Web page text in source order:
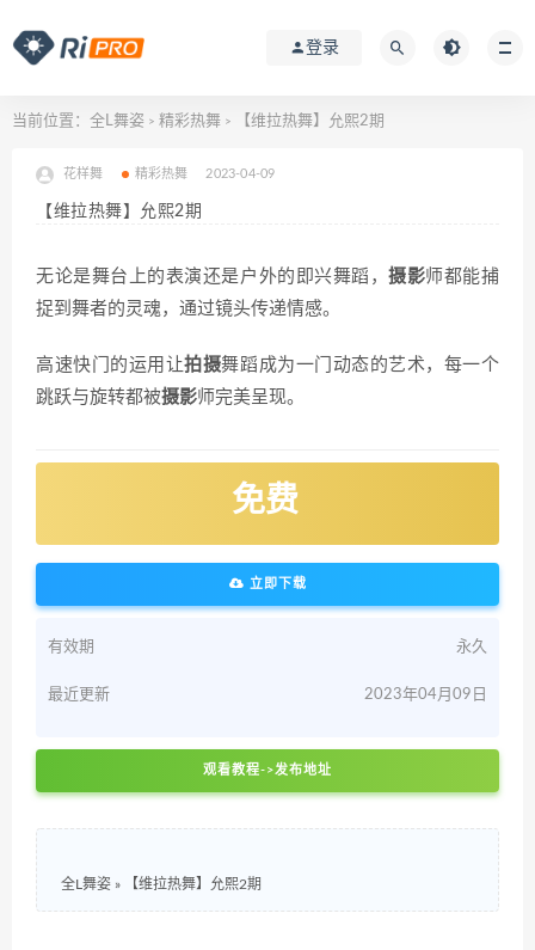
登录
当前位置： 全L舞姿 > 精彩热舞 > 【维拉热舞】允熙2期
花样舞 精彩热舞 2023-04-09
【维拉热舞】允熙2期
无论是舞台上的表演还是户外的即兴舞蹈，摄影师都能捕
捉到舞者的灵魂，通过镜头传递情感。
高速快门的运用让拍摄舞蹈成为一门动态的艺术，每一个
跳跃与旋转都被摄影师完美呈现。
免费
立即下载
有效期 永久
最近更新 2023年04月09日
观看教程->发布地址
全L舞姿 » 【维拉热舞】允熙2期